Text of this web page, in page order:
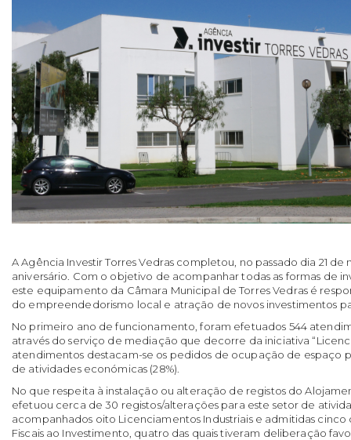
A Agência Investir Torres Vedras completou, no passado dia 21
aniversário. Com o objetivo de acompanhar todas as formas de
este equipamento da Câmara Municipal de Torres Vedras é
do empreendedorismo local e atração de novos investimentos
No primeiro ano de funcionamento, foram efetuados 544
através do serviço de mediação que decorre da iniciativa
atendimentos destacam-se os pedidos de ocupação de espaço
de atividades económicas (28%).
No que respeita à instalação ou alteração de registos do
efetuou cerca de 30 registos/alterações para este setor de
acompanhados oito Licenciamentos Industriais e admitidas cinco
Fiscais ao Investimento, quatro das quais tiveram deliberação